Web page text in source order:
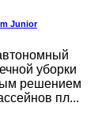
Junior
уборки
решением
пл...